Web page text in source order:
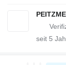
seit 5